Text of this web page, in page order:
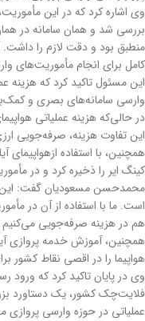
بررسی شد و همان سامانه در
منطبق بود و دقت لازم را داشت.
کامل برای انجام مأموریت‌های
این مسئول تاکید کرد که هزینه
در حالی‌که هزینه عملیاتی
این تفاوت هزینه، صرفه‌جویی
همچنین، با استفاده ازهواپیمای
کینگ ایر را ذخیره کرد و در
محمدحسن مسعودیان گفت: این
است. ما با استفاده از آن در
هم در هزینه صرفه‌جویی می‌کنیم
همچنین، آموزش خدمه پروازی
هواپیما را در اقصی نقاط کشور
وی در پایان تاکید کرد که ورود
فلایت‌چک کشور، یک دستاورد
عملیاتی در حوزه وارسی